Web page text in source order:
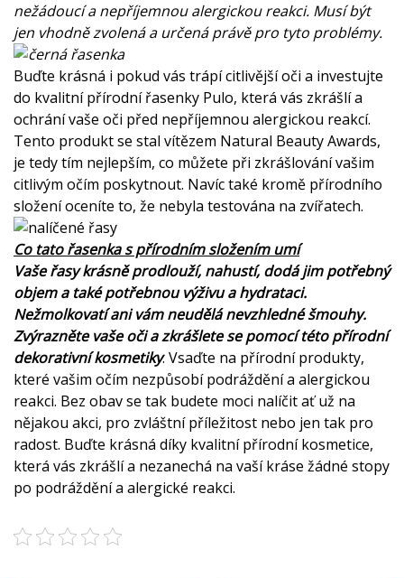
nežádoucí a nepříjemnou alergickou reakci. Musí být
jen vhodně zvolená a určená právě pro tyto problémy.
Buďte krásná i pokud vás trápí citlivější oči a investujte
do kvalitní přírodní řasenky Pulo, která vás zkrášlí a
ochrání vaše oči před nepříjemnou alergickou reakcí.
Tento produkt se stal vítězem Natural Beauty Awards,
je tedy tím nejlepším, co můžete při zkrášlování vašim
citlivým očím poskytnout. Navíc také kromě přírodního
složení oceníte to, že nebyla testována na zvířatech.
Co tato řasenka s přírodním složením umí
Vaše řasy krásně prodlouží, nahustí, dodá jim potřebný
objem a také potřebnou výživu a hydrataci.
Nežmolkovatí ani vám neudělá nevzhledné šmouhy.
Zvýrazněte vaše oči a zkrášlete se pomocí této přírodní
dekorativní kosmetiky. Vsaďte na přírodní produkty,
které vašim očím nezpůsobí podráždění a alergickou
reakci. Bez obav se tak budete moci nalíčit ať už na
nějakou akci, pro zvláštní příležitost nebo jen tak pro
radost. Buďte krásná díky kvalitní přírodní kosmetice,
která vás zkrášlí a nezanechá na vaší kráse žádné stopy
po podráždění a alergické reakci.